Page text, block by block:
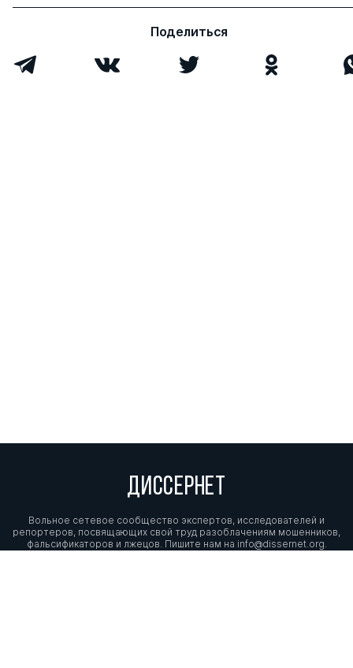
Поделиться
ДИССЕРНЕТ
Вольное сетевое сообщество экспертов, исследователей и
репортеров, посвящающих свой труд разоблачениям мошенников,
фальсификаторов и лжецов. Пишите нам на info@dissernet.org.